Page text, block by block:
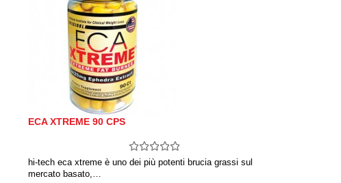
ECA XTREME 90 CPS
hi-tech eca xtreme è uno dei più potenti brucia grassi sul
mercato basato,…